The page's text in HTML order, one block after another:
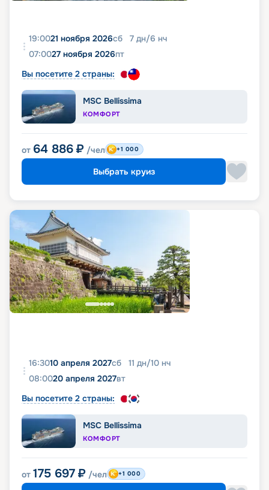
19:0021 ноября 2026сб 7 дн/6 нч
07:0027 ноября 2026пт
Вы посетите 2 страны:
MSC Bellissima
КОМФОРТ
от 64 886 ₽ /чел +1 000
Выбрать круиз
16:3010 апреля 2027сб 11 дн/10 нч
08:0020 апреля 2027вт
Вы посетите 2 страны:
MSC Bellissima
КОМФОРТ
от 175 697 ₽ /чел +1 000